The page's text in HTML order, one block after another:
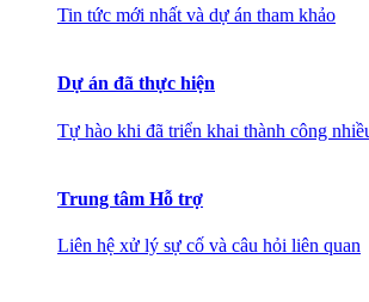
Tin tức mới nhất và dự án tham khảo
Dự án đã thực hiện
Tự hào khi đã triển khai thành công
Trung tâm Hỗ trợ
Liên hệ xử lý sự cố và câu hỏi liên quan